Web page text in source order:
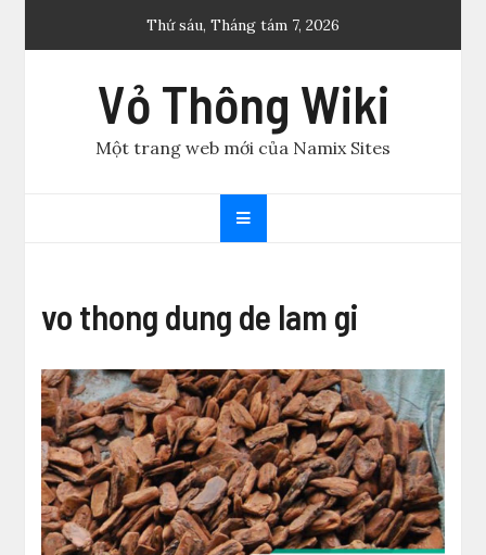
Thứ sáu, Tháng tám 7, 2026
Vỏ Thông Wiki
Một trang web mới của Namix Sites
vo thong dung de lam gi